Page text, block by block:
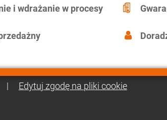
i wdrażanie w procesy
| Edytuj zgodę na pliki cookie